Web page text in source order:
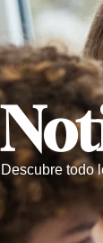
Descubre todo